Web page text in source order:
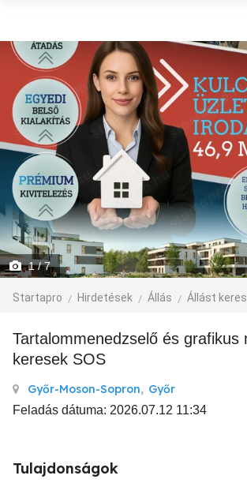
1/ 7
Startapro Hirdetések Állás Állást keres
Tartalommenedzselő és grafikus munkát
keresek SOS
Győr-Moson-Sopron, Győr
Feladás dátuma: 2026.07.12 11:34
Tulajdonságok